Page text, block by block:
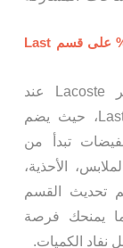
كود خصم لاكوست حتى 60% على قسم Last
استمتع بأفضل عروض متجر Lacoste عند
التسوق من قسم Last Chance، حيث يضم
تبدأ من
على الملابس، الأحذية،
تحديث القسم
يمنحك فرصة
نفاد الكميات.